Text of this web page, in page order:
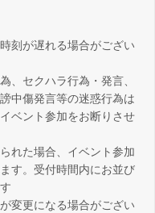
刻が遅れる場合がござい
、セクハラ行為・発言、
中傷発言等の迷惑行為は
ベント参加をお断りさせ
れた場合、イベント参加
す。受付時間内にお並び
変更になる場合がござい